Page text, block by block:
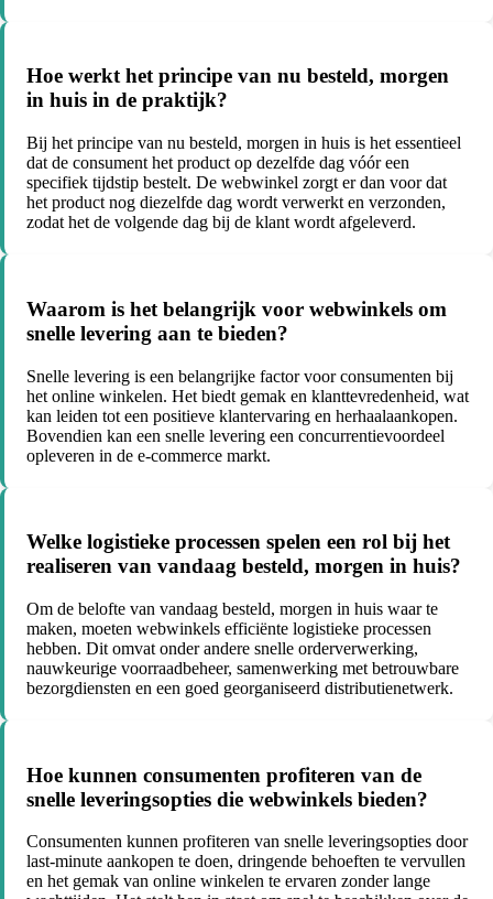
Hoe werkt het principe van nu besteld, morgen
in huis in de praktijk?
Bij het principe van nu besteld, morgen in huis is het essentieel
dat de consument het product op dezelfde dag vóór een
specifiek tijdstip bestelt. De webwinkel zorgt er dan voor dat
het product nog diezelfde dag wordt verwerkt en verzonden,
zodat het de volgende dag bij de klant wordt afgeleverd.
Waarom is het belangrijk voor webwinkels om
snelle levering aan te bieden?
Snelle levering is een belangrijke factor voor consumenten bij
het online winkelen. Het biedt gemak en klanttevredenheid, wat
kan leiden tot een positieve klantervaring en herhaalaankopen.
Bovendien kan een snelle levering een concurrentievoordeel
opleveren in de e-commerce markt.
Welke logistieke processen spelen een rol bij het
realiseren van vandaag besteld, morgen in huis?
Om de belofte van vandaag besteld, morgen in huis waar te
maken, moeten webwinkels efficiënte logistieke processen
hebben. Dit omvat onder andere snelle orderverwerking,
nauwkeurige voorraadbeheer, samenwerking met betrouwbare
bezorgdiensten en een goed georganiseerd distributienetwerk.
Hoe kunnen consumenten profiteren van de
snelle leveringsopties die webwinkels bieden?
Consumenten kunnen profiteren van snelle leveringsopties door
last-minute aankopen te doen, dringende behoeften te vervullen
en het gemak van online winkelen te ervaren zonder lange